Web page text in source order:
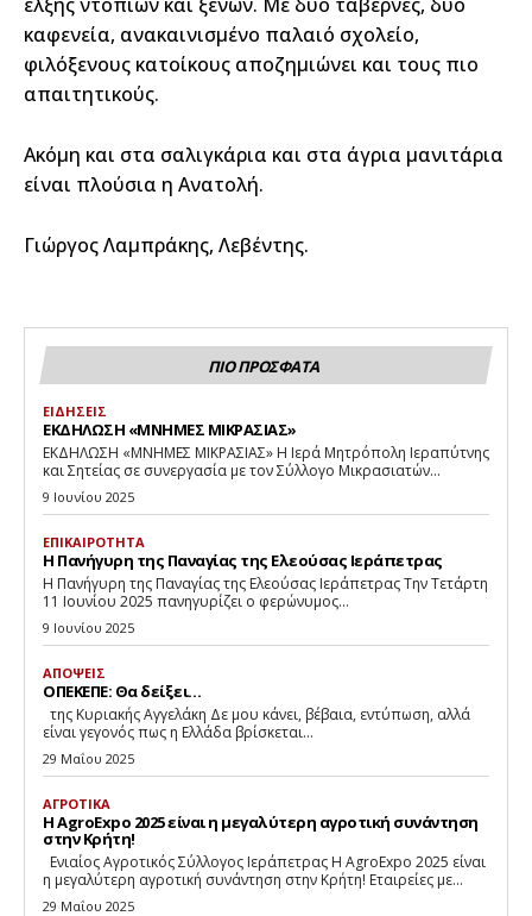
καφενεία, ανακαινισμένο παλαιό σχολείο,
φιλόξενους κατοίκους αποζημιώνει και τους πιο
απαιτητικούς.
Ακόμη και στα σαλιγκάρια και στα άγρια μανιτάρια
είναι πλούσια η Ανατολή.
Γιώργος Λαμπράκης, Λεβέντης.
ΠΙΟ ΠΡΟΣΦΑΤΑ
ΕΙΔΗΣΕΙΣ
ΕΚΔΗΛΩΣΗ «ΜΝΗΜΕΣ ΜΙΚΡΑΣΙΑΣ»
ΕΚΔΗΛΩΣΗ «ΜΝΗΜΕΣ ΜΙΚΡΑΣΙΑΣ» Η Ιερά Μητρόπολη Ιεραπύτνης
και Σητείας σε συνεργασία με τον Σύλλογο Μικρασιατών...
9 Ιουνίου 2025
ΕΠΙΚΑΙΡΟΤΗΤΑ
Η Πανήγυρη της Παναγίας της Ελεούσας Ιεράπετρας
Η Πανήγυρη της Παναγίας της Ελεούσας Ιεράπετρας Την Τετάρτη
11 Ιουνίου 2025 πανηγυρίζει ο φερώνυμος...
9 Ιουνίου 2025
ΑΠΟΨΕΙΣ
ΟΠΕΚΕΠΕ: Θα δείξει…
είναι γεγονός πως η Ελλάδα βρίσκεται...
29 Μαΐου 2025
ΑΓΡΟΤΙΚΑ
Η AgroExpo 2025 είναι η μεγαλύτερη αγροτική συνάντηση
στην Κρήτη!
Eνιαίος Αγροτικός Σύλλογος Ιεράπετρας Η AgroExpo 2025 είναι
η μεγαλύτερη αγροτική συνάντηση στην Κρήτη! Εταιρείες με...
29 Μαΐου 2025